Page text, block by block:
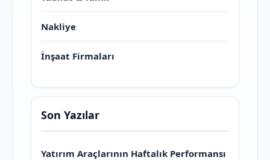
Nakliye
İnşaat Firmaları
Son Yazılar
Yatırım Araçlarının Haftalık Performansı